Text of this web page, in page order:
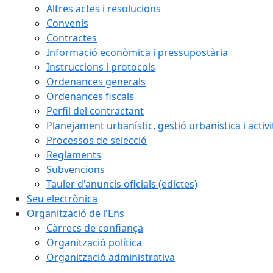
Altres actes i resolucions
Convenis
Contractes
Informació econòmica i pressupostària
Instruccions i protocols
Ordenances generals
Ordenances fiscals
Perfil del contractant
Planejament urbanístic, gestió urbanística i
Processos de selecció
Reglaments
Subvencions
Tauler d'anuncis oficials (edictes)
Seu electrònica
Organització de l'Ens
Càrrecs de confiança
Organització política
Organització administrativa